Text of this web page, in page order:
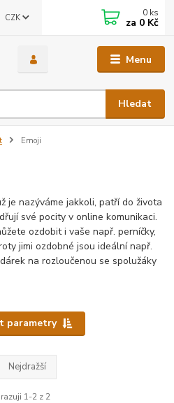
Menu
CZK
Hledat
0 ks
za 0 Kč
Emoji
je nazýváme jakkoli, patří do života
své pocity v online komunikaci.
ozdobit i vaše např. perníčky,
jimi ozdobné jsou ideální např.
na rozloučenou se spolužáky
parametry
Nejdražší
1-2 z 2